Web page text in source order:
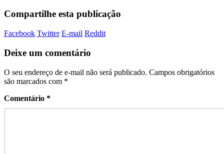
Compartilhe esta publicação
Facebook Twitter E-mail Reddit
Deixe um comentário
O seu endereço de e-mail não será publicado. Campos obrigatórios
são marcados com *
Comentário *